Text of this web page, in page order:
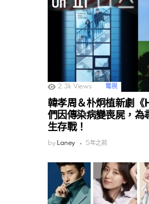
2.3k Views 電視
韓孝周＆朴炯植新劇
們因傳染病變喪屍，為
生存戰！
by Laney 5年之前